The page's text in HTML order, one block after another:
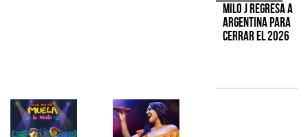
Milo J regresa a
Argentina para
cerrar el 2026